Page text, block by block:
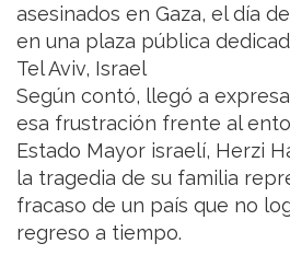
asesinados en Gaza, el día
en una plaza pública
Tel Aviv, Israel
Según contó, llegó a
esa frustración frente al
Estado Mayor israelí, Herzi
la tragedia de su familia
fracaso de un país que no
regreso a tiempo.